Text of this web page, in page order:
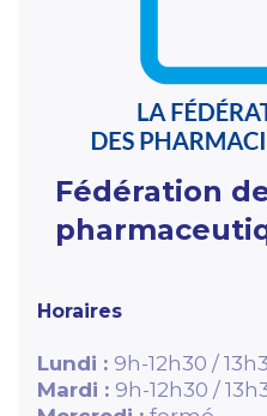
Fédération
Horaires
Lundi : 9h-12h30 /
Mardi : 9h-12h30 /